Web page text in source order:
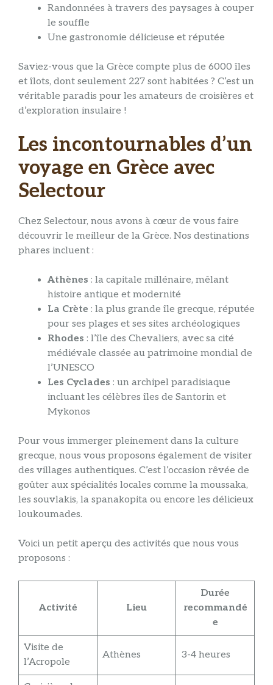
Randonnées à travers des paysages à couper
le souffle
Une gastronomie délicieuse et réputée
Saviez-vous que la Grèce compte plus de 6000 îles
et îlots, dont seulement 227 sont habitées ? C’est un
véritable paradis pour les amateurs de croisières et
d’exploration insulaire !
Les incontournables d’un
voyage en Grèce avec
Selectour
Chez Selectour, nous avons à cœur de vous faire
découvrir le meilleur de la Grèce. Nos destinations
phares incluent :
Athènes : la capitale millénaire, mêlant
histoire antique et modernité
La Crète : la plus grande île grecque, réputée
pour ses plages et ses sites archéologiques
Rhodes : l’île des Chevaliers, avec sa cité
médiévale classée au patrimoine mondial de
l’UNESCO
Les Cyclades : un archipel paradisiaque
incluant les célèbres îles de Santorin et
Mykonos
Pour vous immerger pleinement dans la culture
grecque, nous vous proposons également de visiter
des villages authentiques. C’est l’occasion rêvée de
goûter aux spécialités locales comme la moussaka,
les souvlakis, la spanakopita ou encore les délicieux
loukoumades.
Voici un petit aperçu des activités que nous vous
proposons :
Activité Lieu
Durée
recommandé
e
Visite de
l’Acropole
Athènes 3-4 heures